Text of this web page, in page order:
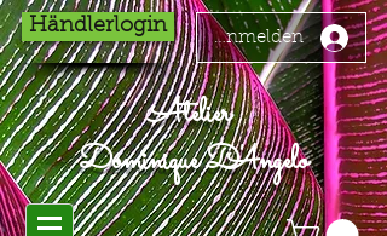
Händlerlogin
Anmelden
Atelier
Dominique D'Angelo